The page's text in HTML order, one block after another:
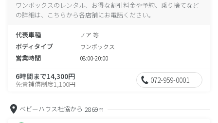
ワンボックスのレンタル、お得な割引料金や予約、乗り捨てなど
の詳細は、こちらから各店舗にお電話ください。
代表車種 ノア 等
ボディタイプ ワンボックス
営業時間 08:00-20:00
6時間まで14,300円
免責補償制度1,100円 072-959-0001
ベビーハウス社協から 2869m